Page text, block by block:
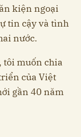
kiện ngoại
tin cậy và tình
nước.
tôi muốn chia
của Việt
gần 40 năm